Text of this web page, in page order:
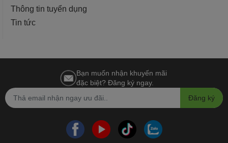
Thông tin tuyển dụng
Tin tức
Bạn muốn nhận khuyến mãi
đặc biệt? Đăng ký ngay.
Đăng ký